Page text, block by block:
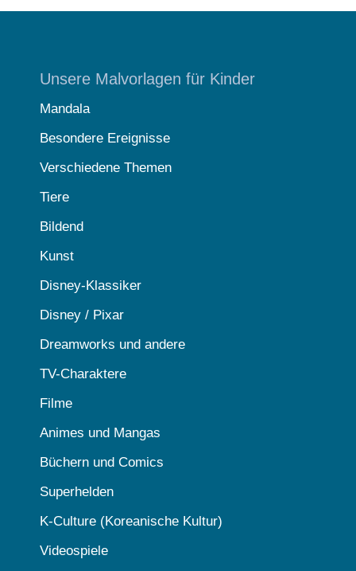
Unsere Malvorlagen für Kinder
Mandala
Besondere Ereignisse
Verschiedene Themen
Tiere
Bildend
Kunst
Disney-Klassiker
Disney / Pixar
Dreamworks und andere
TV-Charaktere
Filme
Animes und Mangas
Büchern und Comics
Superhelden
K-Culture (Koreanische Kultur)
Videospiele